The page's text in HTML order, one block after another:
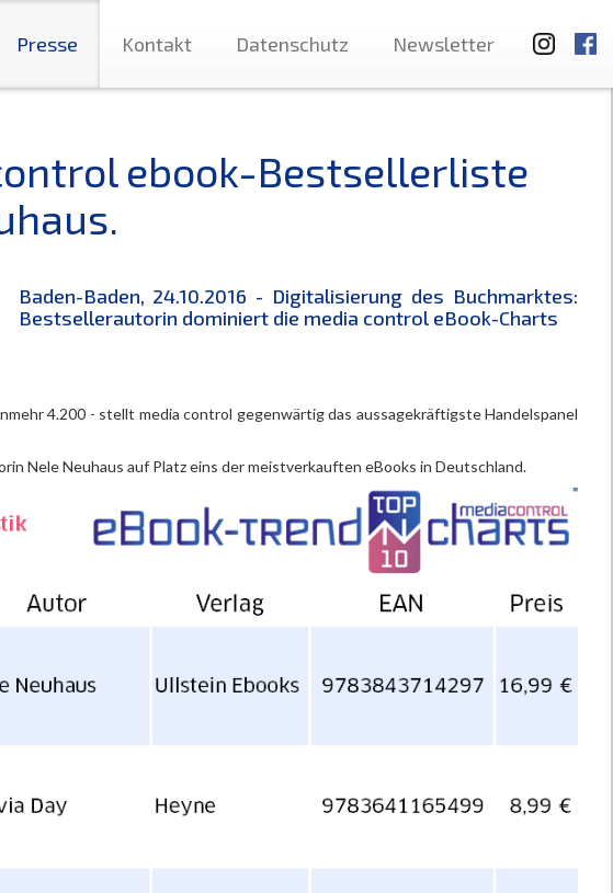
Presse Kontakt Datenschutz Newsletter
ebook-Bestsellerliste
Baden-Baden, 24.10.2016 - Digitalisierung des Buchmarktes:
Bestsellerautorin dominiert die media control eBook-Charts
4.200 - stellt media control gegenwärtig das aussagekräftigste Handelspanel
Nele Neuhaus auf Platz eins der meistverkauften eBooks in Deutschland.